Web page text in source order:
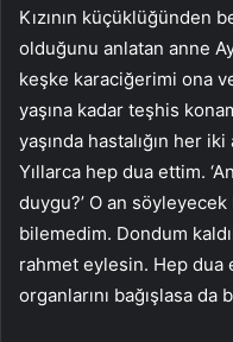
Kızının küçüklüğünden
olduğunu anlatan anne
keşke karaciğerimi ona
yaşına kadar teşhis
yaşında hastalığın her
Yıllarca hep dua ettim.
duygu?’ O an
bilemedim. Dondum
rahmet eylesin. Hep dua
organlarını bağışlasa